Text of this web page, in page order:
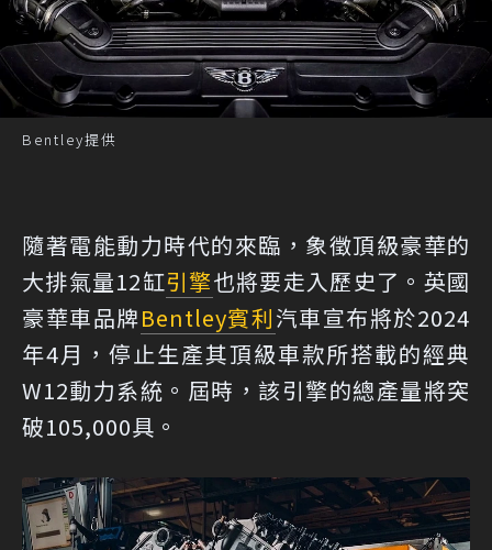
Bentley提供
隨著電能動力時代的來臨，象徵頂級豪華的
大排氣量12缸引擎也將要走入歷史了。英國
豪華車品牌Bentley賓利汽車宣布將於2024
年4月，停止生產其頂級車款所搭載的經典
W12動力系統。屆時，該引擎的總產量將突
破105,000具。